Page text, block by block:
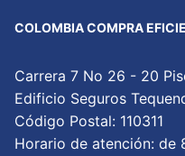
COLOMBIA COMPRA
Carrera 7 No 26 - 20
Edificio Seguros
Código Postal: 110311
Horario de atención: de